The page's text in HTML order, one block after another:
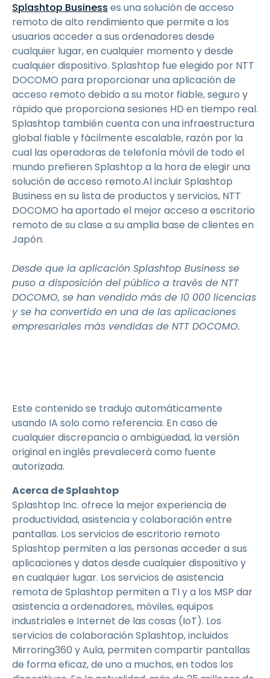
Splashtop Business es una solución de acceso
remoto de alto rendimiento que permite a los
usuarios acceder a sus ordenadores desde
cualquier lugar, en cualquier momento y desde
cualquier dispositivo. Splashtop fue elegido por NTT
DOCOMO para proporcionar una aplicación de
acceso remoto debido a su motor fiable, seguro y
rápido que proporciona sesiones HD en tiempo real.
Splashtop también cuenta con una infraestructura
global fiable y fácilmente escalable, razón por la
cual las operadoras de telefonía móvil de todo el
mundo prefieren Splashtop a la hora de elegir una
solución de acceso remoto.Al incluir Splashtop
Business en su lista de productos y servicios, NTT
DOCOMO ha aportado el mejor acceso a escritorio
remoto de su clase a su amplia base de clientes en
Japón.
Desde que la aplicación Splashtop Business se
puso a disposición del público a través de NTT
DOCOMO, se han vendido más de 10 000 licencias
y se ha convertido en una de las aplicaciones
empresariales más vendidas de NTT DOCOMO.
Este contenido se tradujo automáticamente
usando IA solo como referencia. En caso de
cualquier discrepancia o ambigüedad, la versión
original en inglés prevalecerá como fuente
autorizada.
Acerca de Splashtop
Splashtop Inc. ofrece la mejor experiencia de
productividad, asistencia y colaboración entre
pantallas. Los servicios de escritorio remoto
Splashtop permiten a las personas acceder a sus
aplicaciones y datos desde cualquier dispositivo y
en cualquier lugar. Los servicios de asistencia
remota de Splashtop permiten a TI y a los MSP dar
asistencia a ordenadores, móviles, equipos
industriales e Internet de las cosas (IoT). Los
servicios de colaboración Splashtop, incluidos
Mirroring360 y Aula, permiten compartir pantallas
de forma eficaz, de uno a muchos, en todos los